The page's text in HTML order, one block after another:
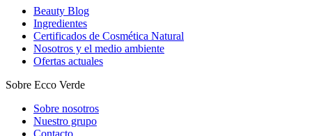
Beauty Blog
Ingredientes
Certificados de Cosmética Natural
Nosotros y el medio ambiente
Ofertas actuales
Sobre Ecco Verde
Sobre nosotros
Nuestro grupo